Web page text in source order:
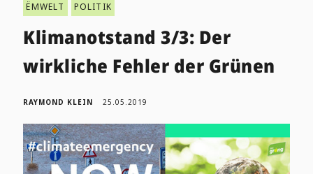
ËMWELT POLITIK
Klimanotstand 3/3: Der
wirkliche Fehler der Grünen
RAYMOND KLEIN 25.05.2019